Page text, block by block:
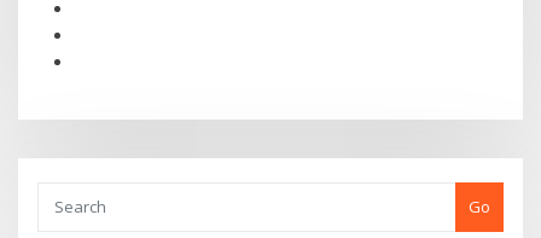
Go